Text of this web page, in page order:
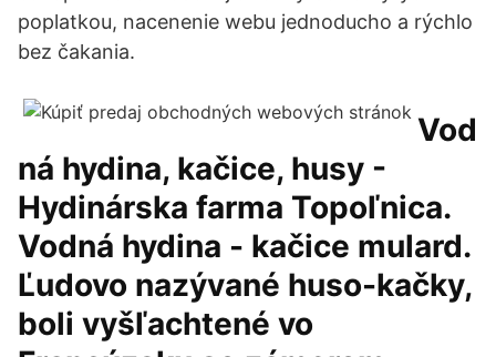
poplatkou, nacenenie webu jednoducho a rýchlo
bez čakania.
Vod
ná hydina, kačice, husy -
Hydinárska farma Topoľnica.
Vodná hydina - kačice mulard.
Ľudovo nazývané huso-kačky,
boli vyšľachtené vo